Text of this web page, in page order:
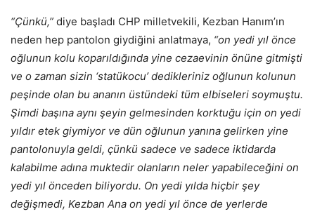
“Çünkü,” diye başladı CHP milletvekili, Kezban Hanım’ın
neden hep pantolon giydiğini anlatmaya, “on yedi yıl önce
oğlunun kolu koparıldığında yine cezaevinin önüne gitmişti
ve o zaman sizin ‘statükocu’ dedikleriniz oğlunun kolunun
peşinde olan bu ananın üstündeki tüm elbiseleri soymuştu.
Şimdi başına aynı şeyin gelmesinden korktuğu için on yedi
yıldır etek giymiyor ve dün oğlunun yanına gelirken yine
pantolonuyla geldi, çünkü sadece ve sadece iktidarda
kalabilme adına muktedir olanların neler yapabileceğini on
yedi yıl önceden biliyordu. On yedi yılda hiçbir şey
değişmedi, Kezban Ana on yedi yıl önce de yerlerde